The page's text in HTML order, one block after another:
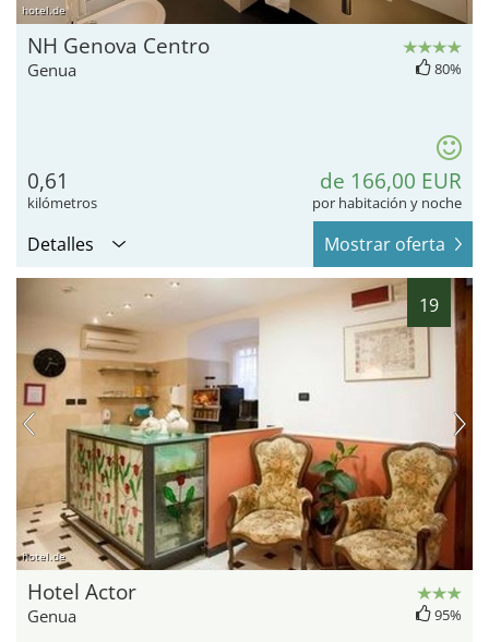
hotel.de
NH Genova Centro
Genua 80%
0,61
kilómetros
de 166,00 EUR
por habitación y noche
Detalles Mostrar oferta
19
hotel.de
Hotel Actor
Genua 95%